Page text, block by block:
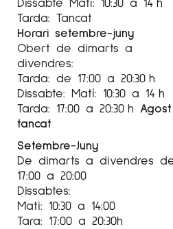
Tarda: Tancat
Horari setembre-juny
Obert de dimarts a
divendres:
Tarda: de 17:00 a 20:30 h
Dissabte: Matí: 10:30 a 14 h
Tarda: 17:00 a 20:30 h Agost
tancat
Setembre-Juny
De dimarts a divendres
17:00 a 20:00
Dissabtes:
Mati: 10:30 a 14:00
Tara: 17:00 a 20:30h